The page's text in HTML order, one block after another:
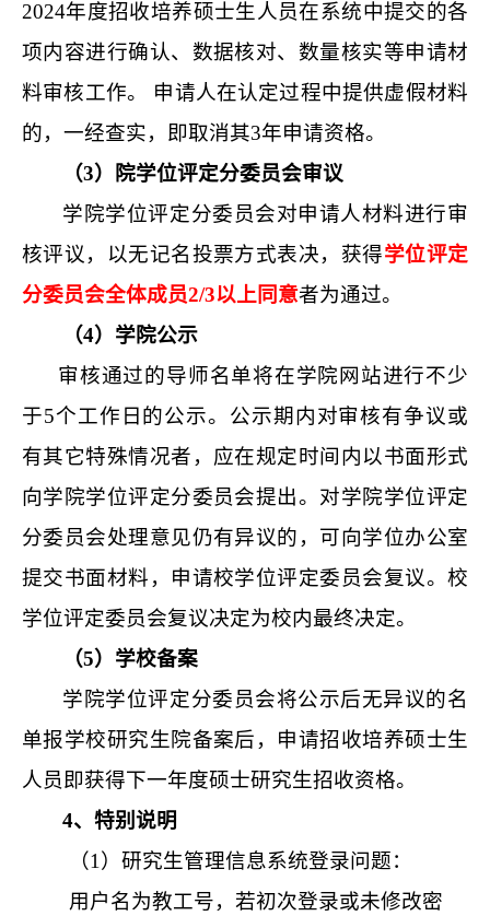
2024年度招收培养硕士生人员在系统中提交的各
项内容进行确认、数据核对、数量核实等申请材
料审核工作。 申请人在认定过程中提供虚假材料
的，一经查实，即取消其3年申请资格。
（3）院学位评定分委员会审议
学院学位评定分委员会对申请人材料进行审
核评议，以无记名投票方式表决，获得学位评定
分委员会全体成员2/3以上同意者为通过。
（4） 学院公示
审核通过的导师名单将在学院网站进行不少
于5个工作日的公示。公示期内对审核有争议或
有其它特殊情况者，应在规定时间内以书面形式
向学院学位评定分委员会提出。对学院学位评定
分委员会处理意见仍有异议的，可向学位办公室
提交书面材料，申请校学位评定委员会复议。校
学位评定委员会复议决定为校内最终决定。
（5）学校备案
学院学位评定分委员会将公示后无异议的名
单报学校研究生院备案后，申请招收培养硕士生
人员即获得下一年度硕士研究生招收资格。
4、特别说明
（1）研究生管理信息系统登录问题：
用户名为教工号，若初次登录或未修改密